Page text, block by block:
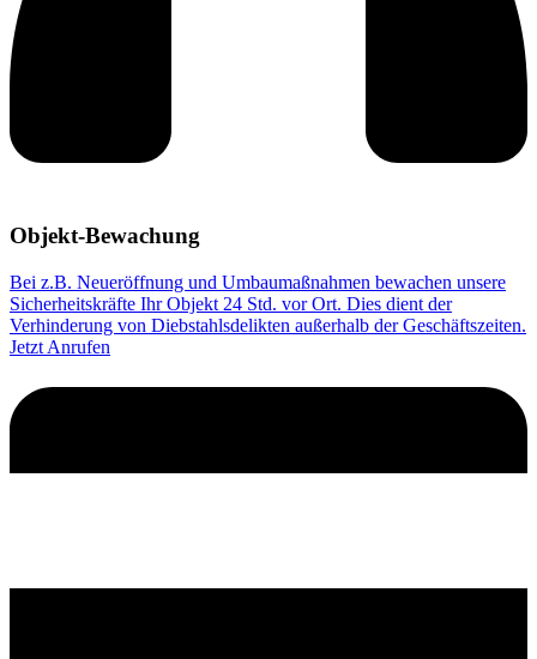
Objekt-Bewachung
Bei z.B. Neueröffnung und Umbaumaßnahmen bewachen unsere
Sicherheitskräfte Ihr Objekt 24 Std. vor Ort. Dies dient der
Verhinderung von Diebstahlsdelikten außerhalb der Geschäftszeiten.
Jetzt Anrufen